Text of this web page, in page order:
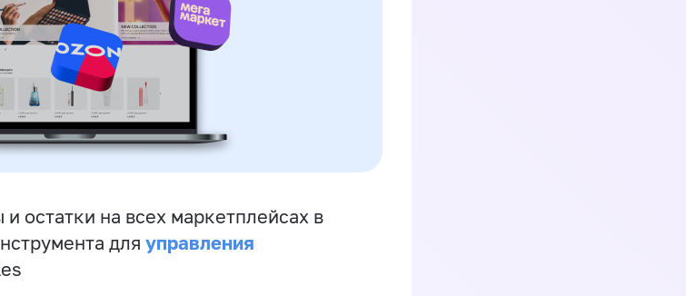
остатки на всех маркетплейсах в
для управления